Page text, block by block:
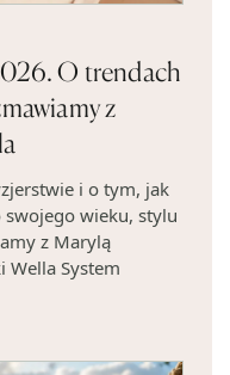
O trendach
z
i o tym, jak
wieku, stylu
z Marylą
Wella System